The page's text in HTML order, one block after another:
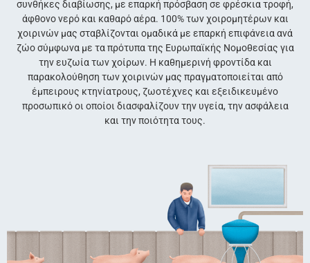
συνθήκες διαβίωσης, με επαρκή πρόσβαση σε φρέσκια τροφή,
άφθονο νερό και καθαρό αέρα. 100% των χοιρομητέρων και
χοιρινών μας σταβλίζονται ομαδικά με επαρκή επιφάνεια ανά
ζώο σύμφωνα με τα πρότυπα της Ευρωπαϊκής Νομοθεσίας για
την ευζωία των χοίρων. Η καθημερινή φροντίδα και
παρακολούθηση των χοιρινών μας πραγματοποιείται από
έμπειρους κτηνίατρους, ζωοτέχνες και εξειδικευμένο
προσωπικό οι οποίοι διασφαλίζουν την υγεία, την ασφάλεια
και την ποιότητα τους.